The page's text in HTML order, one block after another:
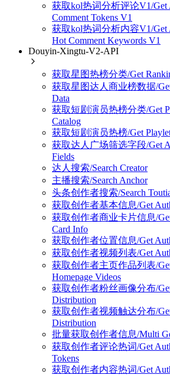
获取kol热词分析评论V1/Get
Comment Tokens V1
获取kol热词分析内容V1/Get
Hot Comment Keywords V1
Douyin-Xingtu-V2-API
获取星图热榜分类/Get
获取星图达人商业榜数据/
Data
获取短剧演员热榜分类/Get
Catalog
获取短剧演员热榜/Get
获取达人广场筛选字段/Get
Fields
达人搜索/Search Creator
主播搜索/Search Anchor
头条创作者搜索/Search
获取创作者基本信息/Get
获取创作者商业卡片信息/
Card Info
获取创作者位置信息/Get
获取创作者视频列表/Get
获取创作者主页作品列表/
Homepage Videos
获取创作者粉丝画像分布/
Distribution
获取创作者视频触达分布/
Distribution
批量获取创作者信息/Multi
获取创作者评论热词/Get
Tokens
获取创作者内容热词/Get